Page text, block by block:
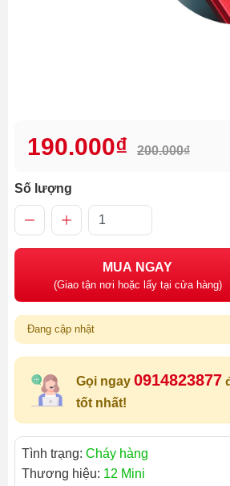
190.000₫ 200.000₫
Số lượng
MUA NGAY
(Giao tận nơi hoặc lấy tại cửa hàng)
Đang cập nhật
Gọi ngay 0914823877
tốt nhất!
Tình trạng: Cháy hàng
Thương hiệu: 12 Mini